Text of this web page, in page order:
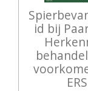
id bij
ERS